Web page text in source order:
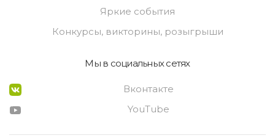
Яркие события
Конкурсы, викторины, розыгрыши
Мы в социальных сетях
Вконтакте
YouTube